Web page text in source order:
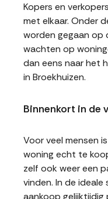
Kopers en
met elkaar. Onder
worden gegaan op
wachten op
dan eens naar het
in Broekhuizen.
Binnenkort in de
Voor veel mensen
woning echt te
zelf ook weer een
vinden. In de
aankoop gelijktijdig